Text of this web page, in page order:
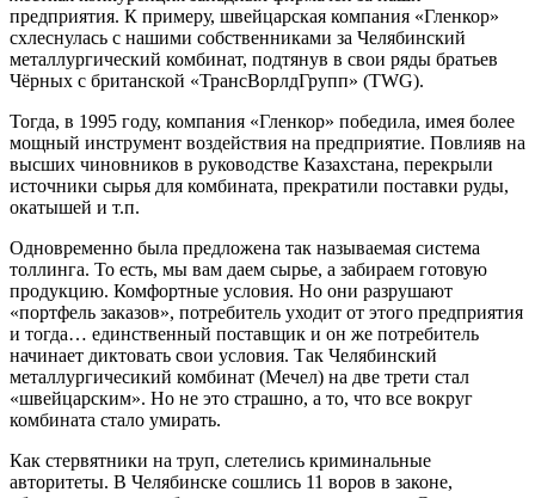
предприятия. К примеру, швейцарская компания «Гленкор»
схлеснулась с нашими собственниками за Челябинский
металлургический комбинат, подтянув в свои ряды братьев
Чёрных с британской «ТрансВорлдГрупп» (TWG).
Тогда, в 1995 году, компания «Гленкор» победила, имея более
мощный инструмент воздействия на предприятие. Повлияв на
высших чиновников в руководстве Казахстана, перекрыли
источники сырья для комбината, прекратили поставки руды,
окатышей и т.п.
Одновременно была предложена так называемая система
толлинга. То есть, мы вам даем сырье, а забираем готовую
продукцию. Комфортные условия. Но они разрушают
«портфель заказов», потребитель уходит от этого предприятия
и тогда… единственный поставщик и он же потребитель
начинает диктовать свои условия. Так Челябинский
металлургичесикий комбинат (Мечел) на две трети стал
«швейцарским». Но не это страшно, а то, что все вокруг
комбината стало умирать.
Как стервятники на труп, слетелись криминальные
авторитеты. В Челябинске сошлись 11 воров в законе,